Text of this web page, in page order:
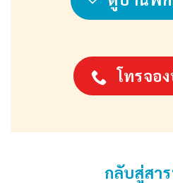
โทรจอ
กลับสู่สา